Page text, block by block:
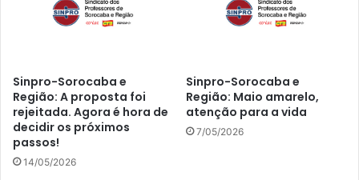
Sinpro-Sorocaba e
Região: A proposta foi
rejeitada. Agora é hora de
decidir os próximos
passos!
14/05/2026
Sinpro-Sorocaba e
Região: Maio amarelo,
atenção para a vida
7/05/2026